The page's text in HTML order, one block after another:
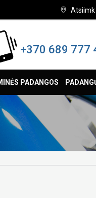
Atsiimk
+370 689 777
PADANGOS